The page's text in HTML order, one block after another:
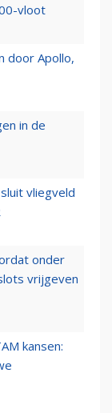
vloot
door Apollo,
in de
vliegveld
onder
vrijgeven
kansen: